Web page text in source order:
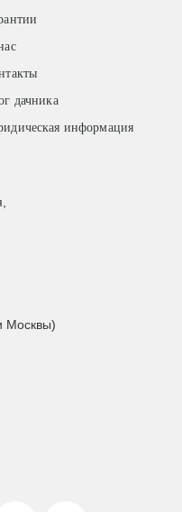
Москвы)
дачника
информация